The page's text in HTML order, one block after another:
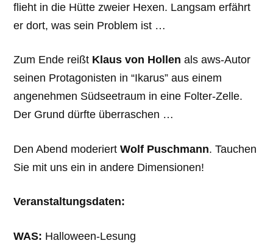
flieht in die Hütte zweier Hexen. Langsam erfährt
er dort, was sein Problem ist …
Zum Ende reißt Klaus von Hollen als aws-Autor
seinen Protagonisten in “Ikarus” aus einem
angenehmen Südseetraum in eine Folter-Zelle.
Der Grund dürfte überraschen …
Den Abend moderiertWolf Puschmann. Tauchen
Sie mit uns ein in andere Dimensionen!
Veranstaltungsdaten:
WAS: Halloween-Lesung